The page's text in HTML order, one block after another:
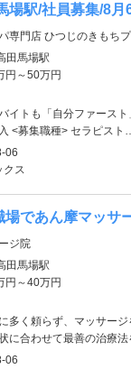
場駅/社員募集/8月
専門店 ひつじのきもち
田馬場駅
円～50万円
イトも「自分ファース
<募集職種> セラピスト…
06
クス
場であん摩マッサ
ジ院
田馬場駅
円～40万円
多く頼らず、マッサー
に合わせて最善の治療法
06